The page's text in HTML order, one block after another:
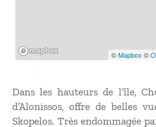
©Mapbox ©
Dans les hauteurs de l’île,
d’Alonissos, offre de belles
Skopelos. Très endommagée